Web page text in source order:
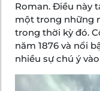
Roman. Điều này
một trong những
trong thời kỳ đó.
năm 1876 và nổi
nhiều sự chú ý